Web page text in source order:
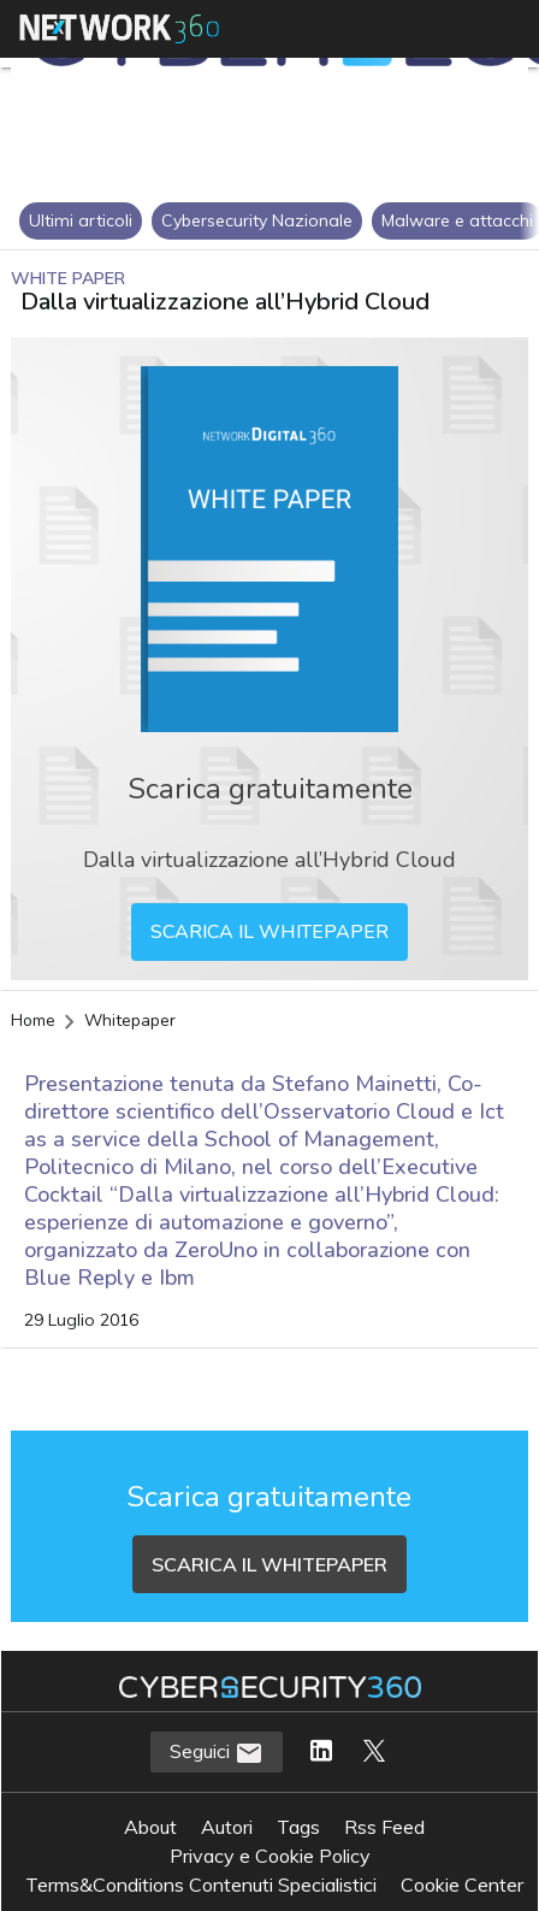
Ultimi articoli Cybersecurity Nazionale Malware e attacchi
WHITE PAPER
Dalla virtualizzazione all’Hybrid Cloud
Scarica gratuitamente
Dalla virtualizzazione all’Hybrid Cloud
SCARICA IL WHITEPAPER
Home Whitepaper
Presentazione tenuta da Stefano Mainetti, Co-
direttore scientifico dell’Osservatorio Cloud e Ict
as a service della School of Management,
Politecnico di Milano, nel corso dell’Executive
Cocktail “Dalla virtualizzazione all’Hybrid Cloud:
esperienze di automazione e governo”,
organizzato da ZeroUno in collaborazione con
Blue Reply e Ibm
29 Luglio 2016
Scarica gratuitamente
SCARICA IL WHITEPAPER
Seguici
About Autori Tags
Rss Feed
Privacy e Cookie Policy
Terms&Conditions Contenuti Specialistici
Cookie Center